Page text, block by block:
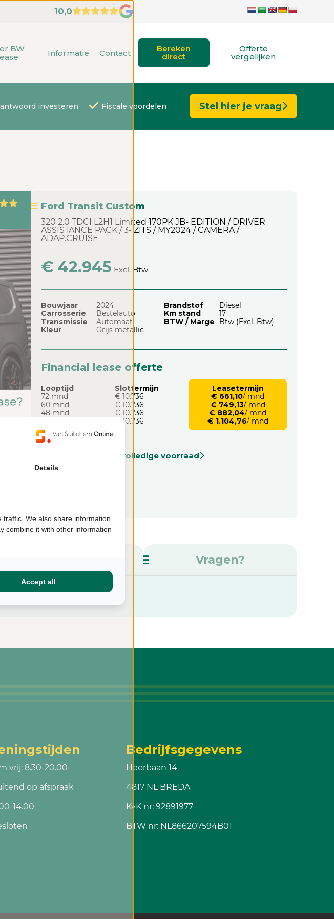
Details
We also share information
combine it with other information
Accept all
10,0
BW
Informatie Contact
Bereken
direct
Offerte
vergelijken
investeren Fiscale voordelen Stel hier je vraag
Ford Transit Custom
320 2.0 TDCI L2H1 Limited 170PK JB- EDITION / DRIVER
ASSISTANCE PACK / 3- ZITS / MY2024 / CAMERA /
ADAP.CRUISE
€ 42.945 Excl. Btw
Bouwjaar
2024
Carrosserie
Bestelauto
Transmissie
Automaat
Kleur
Grijs metallic
Brandstof
Diesel
Km stand
17
BTW / Marge
Btw (Excl. Btw)
Financial lease offerte
Looptijd
72 mnd
60 mnd
48 mnd
Slottermijn
€ 10.736
€ 10.736
€ 10.736
€ 10.736
Leasetermijn
€ 661,10/ mnd
€ 749,13/ mnd
€ 882,04/ mnd
€ 1.104,76/ mnd
Of bekijk hier onze volledige voorraad
Aflever opties Vragen?
vrij: 8.30-20.00
op afspraak
14.00
Bedrijfsgegevens
Heerbaan 14
4817 NL BREDA
KvK nr: 92891977
BTW nr: NL866207594B01